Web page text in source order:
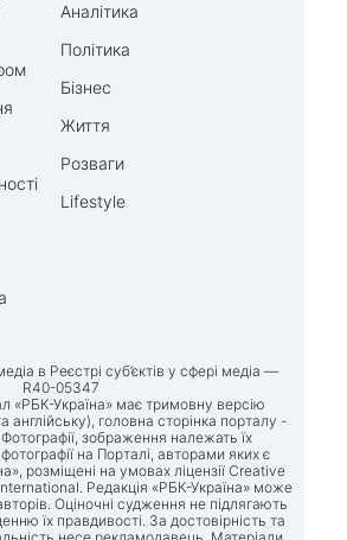
Аналітика
Політика
Бізнес
Життя
Розваги
Lifestyle
в Реєстрі суб’єктів у сфері медіа —
R40-05347
«РБК-Україна» має тримовну версію
англійську), головна сторінка порталу -
Фотографії, зображення належать їх
на Порталі, авторами яких є
розміщені на умовах ліцензії Creative
Редакція «РБК-Україна» може
Оціночні судження не підлягають
їх правдивості. За достовірність та